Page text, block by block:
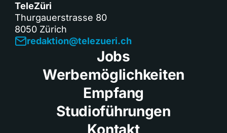
TeleZüri
Thurgauerstrasse 80
8050 Zürich
redaktion@telezueri.ch
Jobs
Werbemöglichkeiten
Empfang
Studioführungen
Kontakt